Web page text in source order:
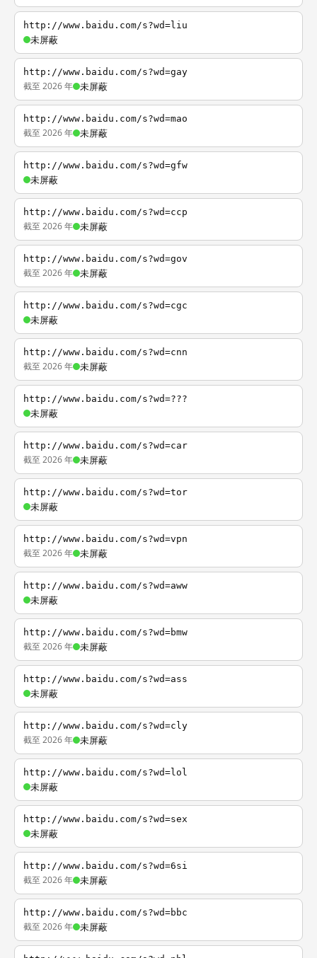
http://www.baidu.com/s?wd=liu
未屏蔽
http://www.baidu.com/s?wd=gay
截至 2026 年 未屏蔽
http://www.baidu.com/s?wd=mao
截至 2026 年 未屏蔽
http://www.baidu.com/s?wd=gfw
未屏蔽
http://www.baidu.com/s?wd=ccp
截至 2026 年 未屏蔽
http://www.baidu.com/s?wd=gov
截至 2026 年 未屏蔽
http://www.baidu.com/s?wd=cgc
未屏蔽
http://www.baidu.com/s?wd=cnn
截至 2026 年 未屏蔽
http://www.baidu.com/s?wd=???
未屏蔽
http://www.baidu.com/s?wd=car
截至 2026 年 未屏蔽
http://www.baidu.com/s?wd=tor
未屏蔽
http://www.baidu.com/s?wd=vpn
截至 2026 年 未屏蔽
http://www.baidu.com/s?wd=aww
未屏蔽
http://www.baidu.com/s?wd=bmw
截至 2026 年 未屏蔽
http://www.baidu.com/s?wd=ass
未屏蔽
http://www.baidu.com/s?wd=cly
截至 2026 年 未屏蔽
http://www.baidu.com/s?wd=lol
未屏蔽
http://www.baidu.com/s?wd=sex
未屏蔽
http://www.baidu.com/s?wd=6si
截至 2026 年 未屏蔽
http://www.baidu.com/s?wd=bbc
截至 2026 年 未屏蔽